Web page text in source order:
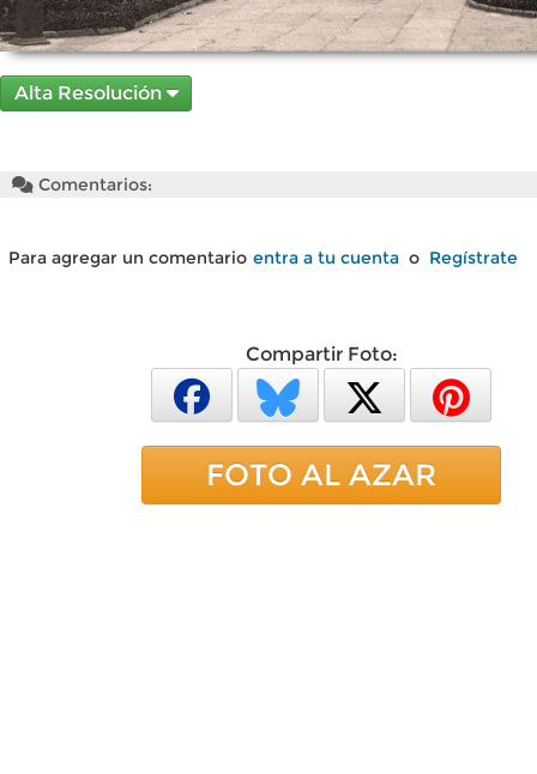
Alta Resolución
Comentarios:
Para agregar un comentario entra a tu cuenta o Regístrate
Compartir Foto:
FOTO AL AZAR